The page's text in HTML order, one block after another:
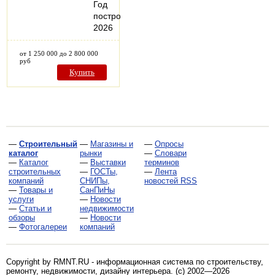
Год
постройки:
2026
от 1 250 000 до 2 800 000
руб
Купить
— Строительный
каталог
— Каталог
строительных
компаний
— Товары и
услуги
— Статьи и
обзоры
— Фотогалереи
— Магазины и
рынки
— Выставки
— ГОСТы,
СНИПы,
СанПиНы
— Новости
недвижимости
— Новости
компаний
— Опросы
— Словари
терминов
— Лента
новостей RSS
Copyright by RMNT.RU - информационная система по строительству,
ремонту, недвижимости, дизайну интерьера. (c) 2002—2026